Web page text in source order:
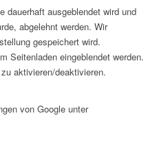
dauerhaft ausgeblendet wird und
abgelehnt werden. Wir
gespeichert wird.
Seitenladen eingeblendet werden.
aktivieren/deaktivieren.
von Google unter